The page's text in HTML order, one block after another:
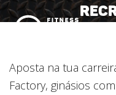
Aposta na tua
Factory, ginásios